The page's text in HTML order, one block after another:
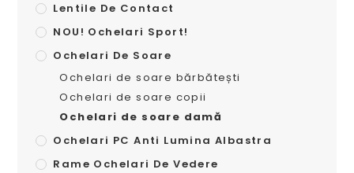
Lentile De Contact
NOU! Ochelari Sport!
Ochelari De Soare
Ochelari de soare bărbătești
Ochelari de soare copii
Ochelari de soare damă
Ochelari PC Anti Lumina Albastra
Rame Ochelari De Vedere